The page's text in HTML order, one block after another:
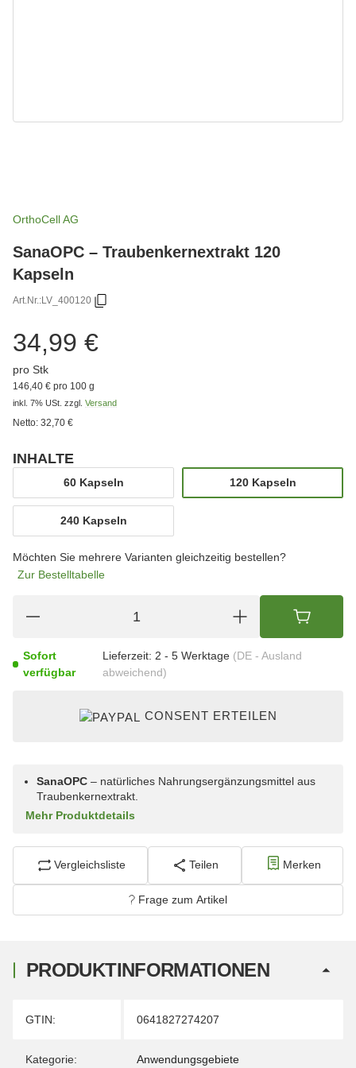
OrthoCell AG
SanaOPC – Traubenkernextrakt 120
Kapseln
Art.Nr.:LV_400120
34,99 €
pro Stk
146,40 € pro 100 g
inkl. 7% USt. zzgl. Versand
Netto: 32,70 €
INHALTE
60 Kapseln
60 Kapseln
120 Kapseln
120 Kapseln
240 Kapseln
240 Kapseln
Möchten Sie mehrere Varianten gleichzeitig bestellen?
Zur Bestelltabelle
Sofort
verfügbar
Lieferzeit: 2 - 5 Werktage (DE - Ausland
abweichend)
CONSENT ERTEILEN
SanaOPC– natürliches Nahrungsergänzungsmittel aus
Traubenkernextrakt.
Mehr Produktdetails
Vergleichsliste Teilen Merken
Frage zum Artikel
PRODUKTINFORMATIONEN
Produkteigenschaft
Wert
GTIN: 0641827274207
Kategorie: Anwendungsgebiete